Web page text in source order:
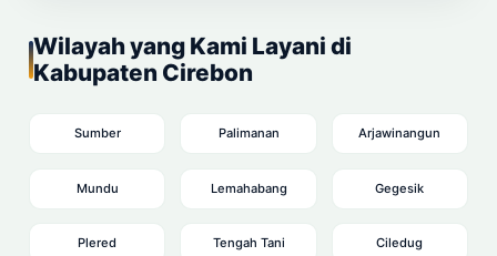
Wilayah yang Kami Layani di
Kabupaten Cirebon
Sumber Palimanan Arjawinangun
Mundu Lemahabang Gegesik
Plered Tengah Tani Ciledug